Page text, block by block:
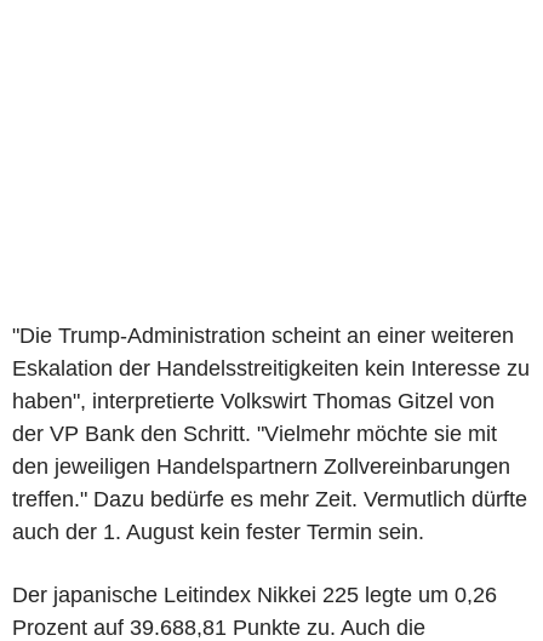
"Die Trump-Administration scheint an einer weiteren
Eskalation der Handelsstreitigkeiten kein Interesse zu
haben", interpretierte Volkswirt Thomas Gitzel von
der VP Bank den Schritt. "Vielmehr möchte sie mit
den jeweiligen Handelspartnern Zollvereinbarungen
treffen." Dazu bedürfe es mehr Zeit. Vermutlich dürfte
auch der 1. August kein fester Termin sein.
Der japanische Leitindex Nikkei 225 legte um 0,26
Prozent auf 39.688,81 Punkte zu. Auch die